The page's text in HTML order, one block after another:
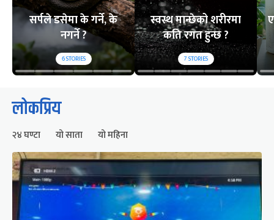
सर्पले डसेमा के गर्ने, के
नगर्ने ?
6STORIES
स्वस्थ मान्छेको शरीरमा
कति रगत हुन्छ ?
7STORIES
लोकप्रिय
२४ घण्टा यो साता यो महिना